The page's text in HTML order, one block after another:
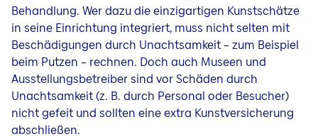
Behandlung. Wer dazu die einzigartigen Kunstschätze
in seine Einrichtung integriert, muss nicht selten mit
Beschädigungen durch Unachtsamkeit – zum Beispiel
beim Putzen – rechnen. Doch auch Museen und
Ausstellungsbetreiber sind vor Schäden durch
Unachtsamkeit (z. B. durch Personal oder Besucher)
nicht gefeit und sollten eine extra Kunstversicherung
abschließen.